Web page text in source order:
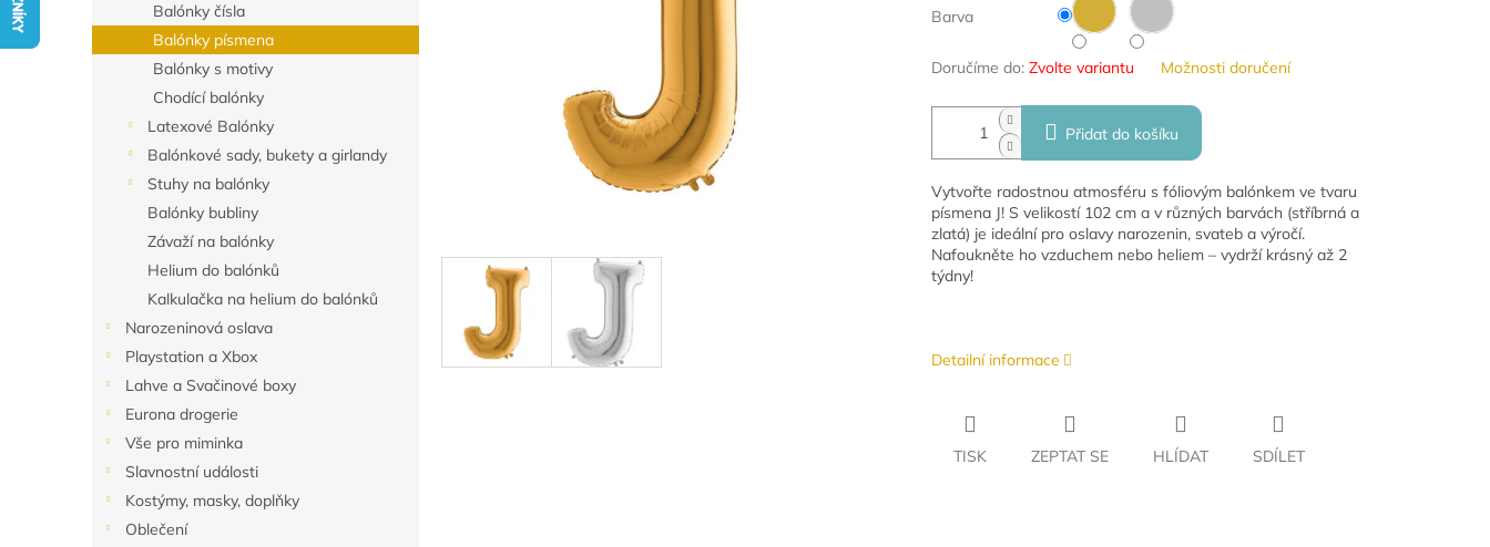
a
n
Balónky čísla
Balónky písmena
Balónky s motivy
Chodící balónky
Latexové Balónky
Balónkové sady, bukety a girlandy
Stuhy na balónky
Balónky bubliny
Závaží na balónky
Helium do balónků
Kalkulačka na helium do balónků
Narozeninová oslava
Playstation a Xbox
Lahve a Svačinové boxy
Eurona drogerie
Vše pro miminka
Slavnostní události
Kostýmy, masky, doplňky
Oblečení
Barva
Doručíme do: Zvolte variantu Možnosti doručení
Přidat do košíku
Vytvořte radostnou atmosféru s fóliovým balónkem ve tvaru
písmena J! S velikostí 102 cm a v různých barvách (stříbrná a
zlatá) je ideální pro oslavy narozenin, svateb a výročí.
Nafoukněte ho vzduchem nebo heliem – vydrží krásný až 2
týdny!
Detailní informace
TISK ZEPTAT SE HLÍDAT SDÍLET